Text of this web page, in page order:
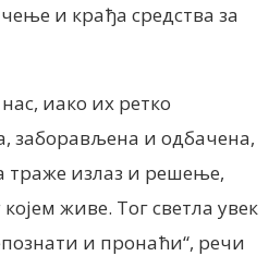
и крађа средства за
иако их ретко
заборављена и одбачена,
траже излаз и решење,
живе. Тог светла увек
и пронаћи“, речи